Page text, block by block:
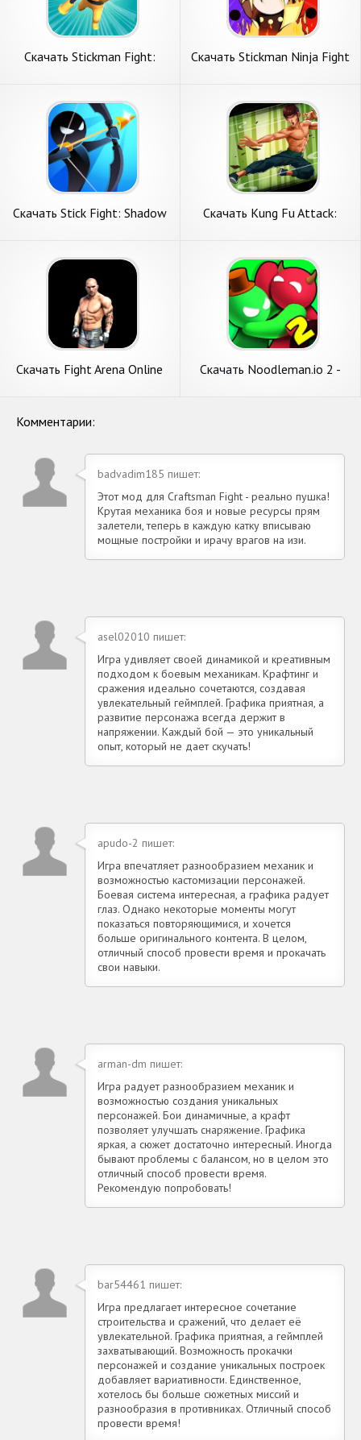
Скачать Stickman Fight:
Андроид
Скачать Stickman Ninja Fight
Скачать Stick Fight: Shadow
Скачать Kung Fu Attack:
Скачать Fight Arena Online
Скачать Noodleman.io 2 -
Комментарии:
badvadim185 пишет:
Этот мод для Craftsman Fight - реально пушка!
Крутая механика боя и новые ресурсы прям
залетели, теперь в каждую катку вписываю
мощные постройки и ирачу врагов на изи.
asel02010 пишет:
Игра удивляет своей динамикой и креативным
подходом к боевым механикам. Крафтинг и
сражения идеально сочетаются, создавая
увлекательный геймплей. Графика приятная, а
развитие персонажа всегда держит в
напряжении. Каждый бой — это уникальный
опыт, который не дает скучать!
apudo-2 пишет:
Игра впечатляет разнообразием механик и
возможностью кастомизации персонажей.
Боевая система интересная, а графика радует
глаз. Однако некоторые моменты могут
показаться повторяющимися, и хочется
больше оригинального контента. В целом,
отличный способ провести время и прокачать
свои навыки.
arman-dm пишет:
Игра радует разнообразием механик и
возможностью создания уникальных
персонажей. Бои динамичные, а крафт
позволяет улучшать снаряжение. Графика
яркая, а сюжет достаточно интересный. Иногда
бывают проблемы с балансом, но в целом это
отличный способ провести время.
Рекомендую попробовать!
bar54461 пишет:
Игра предлагает интересное сочетание
строительства и сражений, что делает её
увлекательной. Графика приятная, а геймплей
захватывающий. Возможность прокачки
персонажей и создание уникальных построек
добавляет вариативности. Единственное,
хотелось бы больше сюжетных миссий и
разнообразия в противниках. Отличный способ
провести время!